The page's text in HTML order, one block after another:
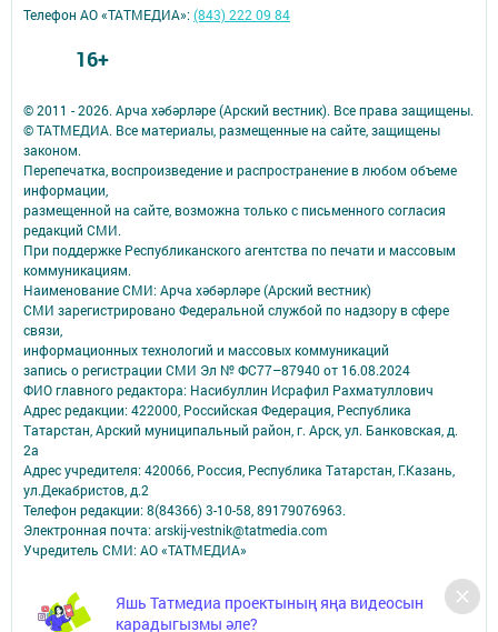
Яшь Татмедиа проектының яңа видеосын
карадыгызмы әле?
© 2011 - 2026. Арча хәбәрләре (Арский вестник). Все права защищены.
© ТАТМЕДИА. Все материалы, размещенные на сайте, защищены
законом.
Перепечатка, воспроизведение и распространение в любом объеме
информации,
размещенной на сайте, возможна только с письменного согласия
редакций СМИ.
При поддержке Республиканского агентства по печати и массовым
коммуникациям.
Наименование СМИ: Арча хәбәрләре (Арский вестник)
СМИ зарегистрировано Федеральной службой по надзору в сфере
связи,
информационных технологий и массовых коммуникаций
запись о регистрации СМИ Эл № ФС77–87940 от 16.08.2024
ФИО главного редактора: Насибуллин Исрафил Рахматуллович
Адрес редакции: 422000, Российская Федерация, Республика
Татарстан, Арский муниципальный район, г. Арск, ул. Банковская, д.
2а
Адрес учредителя: 420066, Россия, Республика Татарстан, Г.Казань,
ул.Декабристов, д.2
Телефон редакции: 8(84366) 3-10-58, 89179076963.
Электронная почта: arskij-vestnik@tatmedia.com
Учредитель СМИ: АО «ТАТМЕДИА»
Антикоррупционная политика
АО «ТАТМЕДИА» использует «cookie»для персонализации сервисов и
Телефон АО «ТАТМЕДИА»:(843) 222 09 84
16+